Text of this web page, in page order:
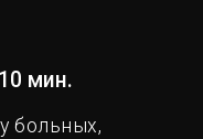
мин.
больных,